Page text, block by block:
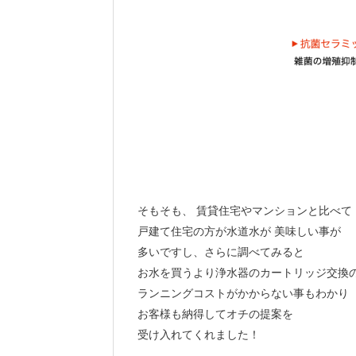
そもそも、 賃貸住宅やマンションと比べて
戸建て住宅の方が水道水が 美味しい事が
多いですし、さらに調べてみると
お水を買うより浄水器のカートリッジ交換
ランニングコストがかからない事もわかり
お客様も納得してオチの提案を
受け入れてくれました！